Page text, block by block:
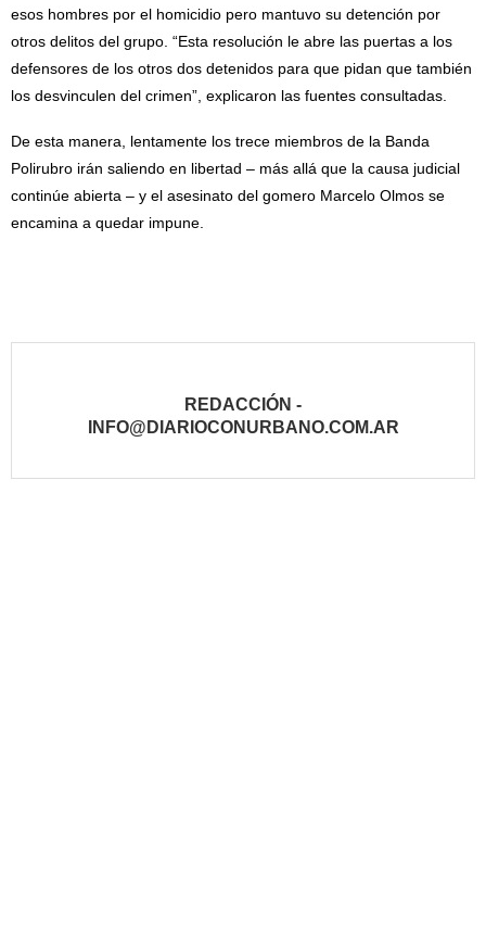
esos hombres por el homicidio pero mantuvo su detención por
otros delitos del grupo. “Esta resolución le abre las puertas a los
defensores de los otros dos detenidos para que pidan que también
los desvinculen del crimen”, explicaron las fuentes consultadas.
De esta manera, lentamente los trece miembros de la Banda
Polirubro irán saliendo en libertad – más allá que la causa judicial
continúe abierta – y el asesinato del gomero Marcelo Olmos se
encamina a quedar impune.
REDACCIÓN -
INFO@DIARIOCONURBANO.COM.AR